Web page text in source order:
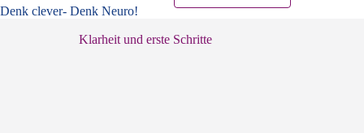
Denk clever- Denk Neuro!
Klarheit und erste Schritte